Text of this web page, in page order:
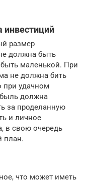
инвестиций
размер
должна быть
маленькой. При
не должна бить
при удачном
должна
за проделанную
и личное
в свою очередь
план.
что может иметь